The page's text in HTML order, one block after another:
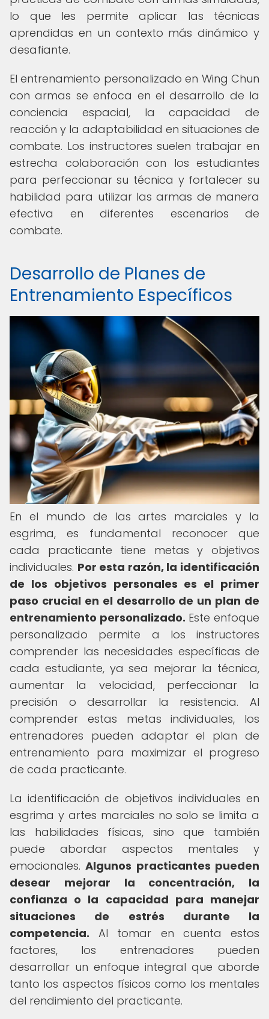
lo que les permite aplicar las técnicas
aprendidas en un contexto más dinámico y
desafiante.
El entrenamiento personalizado en Wing Chun
con armas se enfoca en el desarrollo de la
conciencia espacial, la capacidad de
reacción y la adaptabilidad en situaciones de
combate. Los instructores suelen trabajar en
estrecha colaboración con los estudiantes
para perfeccionar su técnica y fortalecer su
habilidad para utilizar las armas de manera
efectiva en diferentes escenarios de
combate.
Desarrollo de Planes de
Entrenamiento Específicos
En el mundo de las artes marciales y la
esgrima, es fundamental reconocer que
cada practicante tiene metas y objetivos
individuales. Por esta razón, la identificación
de los objetivos personales es el primer
paso crucial en el desarrollo de un plan de
entrenamiento personalizado. Este enfoque
personalizado permite a los instructores
comprender las necesidades específicas de
cada estudiante, ya sea mejorar la técnica,
aumentar la velocidad, perfeccionar la
precisión o desarrollar la resistencia. Al
comprender estas metas individuales, los
entrenadores pueden adaptar el plan de
entrenamiento para maximizar el progreso
de cada practicante.
La identificación de objetivos individuales en
esgrima y artes marciales no solo se limita a
las habilidades físicas, sino que también
puede abordar aspectos mentales y
emocionales.Algunos practicantes pueden
desear mejorar la concentración, la
confianza o la capacidad para manejar
situaciones de estrés durante la
competencia. Al tomar en cuenta estos
factores, los entrenadores pueden
desarrollar un enfoque integral que aborde
tanto los aspectos físicos como los mentales
del rendimiento del practicante.